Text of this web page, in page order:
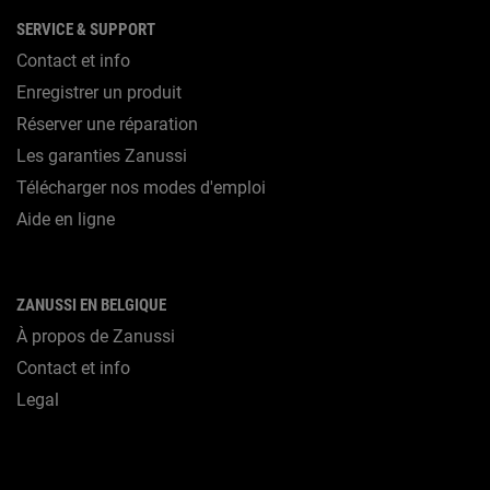
SERVICE & SUPPORT
Contact et info
Enregistrer un produit
Réserver une réparation
Les garanties Zanussi
Télécharger nos modes d'emploi
Aide en ligne
ZANUSSI EN BELGIQUE
À propos de Zanussi
Contact et info
Legal